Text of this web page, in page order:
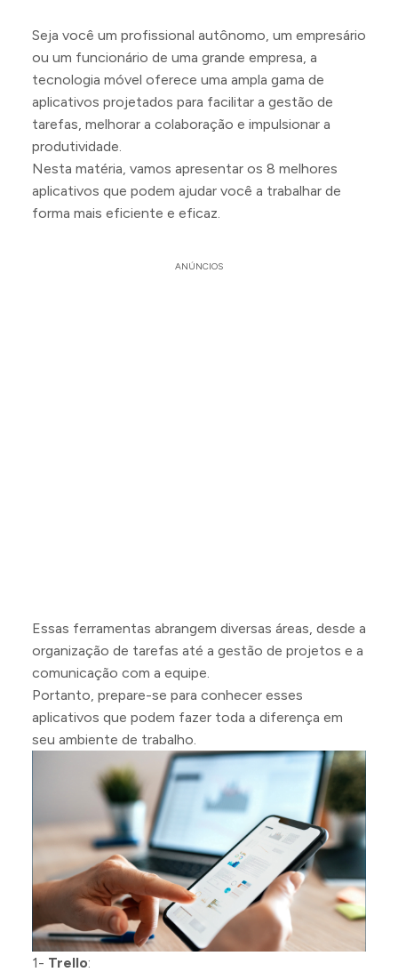
Seja você um profissional autônomo, um empresário
ou um funcionário de uma grande empresa, a
tecnologia móvel oferece uma ampla gama de
aplicativos projetados para facilitar a gestão de
tarefas, melhorar a colaboração e impulsionar a
produtividade.
Nesta matéria, vamos apresentar os 8 melhores
aplicativos que podem ajudar você a trabalhar de
forma mais eficiente e eficaz.
ANÚNCIOS
Essas ferramentas abrangem diversas áreas, desde a
organização de tarefas até a gestão de projetos e a
comunicação com a equipe.
Portanto, prepare-se para conhecer esses
aplicativos que podem fazer toda a diferença em
seu ambiente de trabalho.
1- Trello: